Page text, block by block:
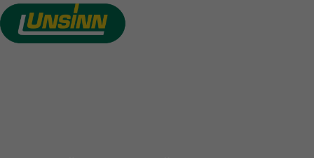
Direkt
zum
Inhalt